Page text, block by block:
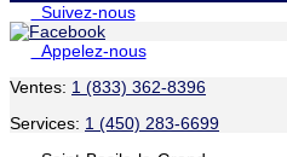
Suivez-nous
Appelez-nous
Ventes: 1 (833) 362-8396
Services: 1 (450) 283-6699